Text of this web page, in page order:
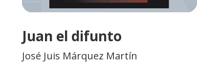
Juan el difunto
José Juis Márquez Martín